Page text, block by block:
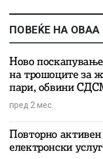
ПОВЕЌЕ НА
Ново
на трошоците за
пари, обвини
пред 2 мес.
Повторно активен
електронски